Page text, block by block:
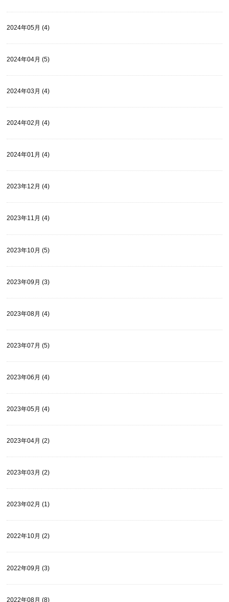
2024年05月 (4)
2024年04月 (5)
2024年03月 (4)
2024年02月 (4)
2024年01月 (4)
2023年12月 (4)
2023年11月 (4)
2023年10月 (5)
2023年09月 (3)
2023年08月 (4)
2023年07月 (5)
2023年06月 (4)
2023年05月 (4)
2023年04月 (2)
2023年03月 (2)
2023年02月 (1)
2022年10月 (2)
2022年09月 (3)
2022年08月 (8)